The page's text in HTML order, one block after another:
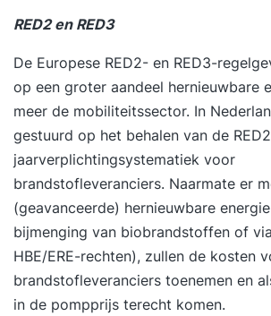
RED2 en RED3
De Europese RED2- en RED3-
op een groter aandeel hernieuwbare
meer de mobiliteitssector. In
gestuurd op het behalen van de
jaarverplichtingsystematiek voor
brandstofleveranciers. Naarmate er
(geavanceerde) hernieuwbare
bijmenging van biobrandstoffen of
HBE/ERE-rechten), zullen de kosten
brandstofleveranciers toenemen en
in de pompprijs terecht komen.